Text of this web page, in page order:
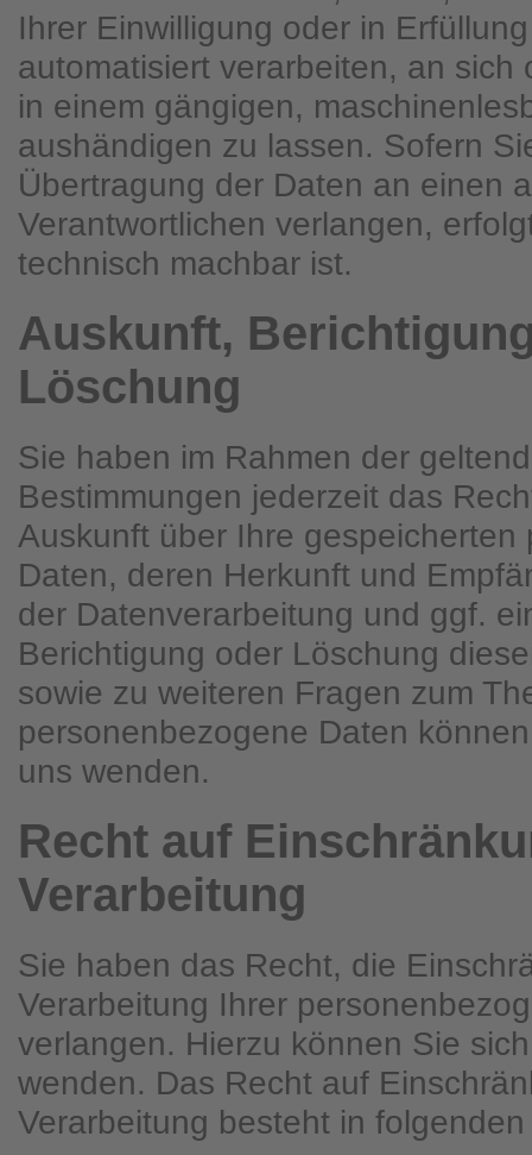
Ihrer Einwilligung oder in
automatisiert verarbeiten, an sich
in einem gängigen,
aushändigen zu lassen. Sofern
Übertragung der Daten an einen
Verantwortlichen verlangen,
technisch machbar ist.
Auskunft,
Löschung
Sie haben im Rahmen der
Bestimmungen jederzeit das
Auskunft über Ihre
Daten, deren Herkunft und
der Datenverarbeitung und ggf.
Berichtigung oder Löschung
sowie zu weiteren Fragen zum
personenbezogene Daten
uns wenden.
Recht auf
Verarbeitung
Sie haben das Recht, die
Verarbeitung Ihrer
verlangen. Hierzu können Sie
wenden. Das Recht auf
Verarbeitung besteht in